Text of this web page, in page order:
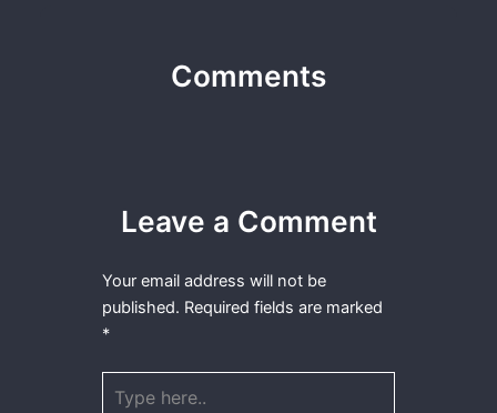
Comments
Leave a Comment
Your email address will not be
published. Required fields are marked
*
here..